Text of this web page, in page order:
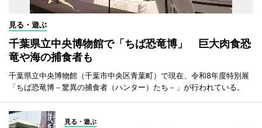
見る・遊ぶ
千葉県立中央博物館で「ちば恐竜博」 巨大肉食恐
竜や海の捕食者も
千葉県立中央博物館（千葉市中央区青葉町）で現在、令和8年度特別展
「ちば恐竜博－驚異の捕食者（ハンター）たち－」が行われている。
見る・遊ぶ